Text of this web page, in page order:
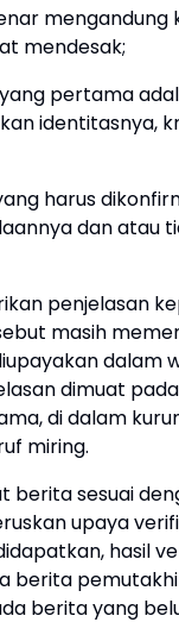
mengandung
mendesak;
pertama
identitasnya,
harus
dan atau
penjelasan
masih
dalam
dimuat
di dalam
miring.
berita sesuai
upaya
hasil
berita
berita yang